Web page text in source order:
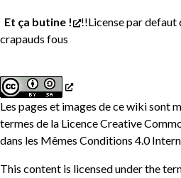
Et ça butine !
!!License par defaut
crapauds fous
Les pages et images de ce wiki sont
termes de la Licence Creative
dans les Mêmes Conditions 4.0
This content is licensed under the